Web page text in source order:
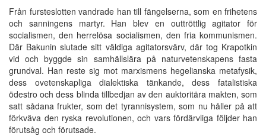
Från fursteslotten vandrade han till fängelserna, som en frihetens
och sanningens martyr. Han blev en outtröttlig agitator för
socialismen, den herrelösa socialismen, den fria kommunismen.
Där Bakunin slutade sitt väldiga agitatorsvärv, där tog Krapotkin
vid och byggde sin samhällslära på naturvetenskapens fasta
grundval. Han reste sig mot marxismens hegelianska metafysik,
dess ovetenskapliga dialektiska tänkande, dess fatalistiska
ödestro och dess blinda tillbedjan av den auktoritära makten, som
satt sådana frukter, som det tyrannisystem, som nu håller på att
förkväva den ryska revolutionen, och vars fördärvliga följder han
förutsåg och förutsade.